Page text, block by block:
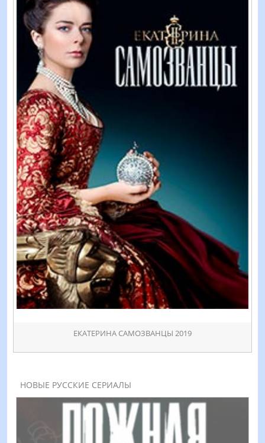
ЕКАТЕРИНА САМОЗВАНЦЫ 2019
НОВЫЕ РУССКИЕ СЕРИАЛЫ